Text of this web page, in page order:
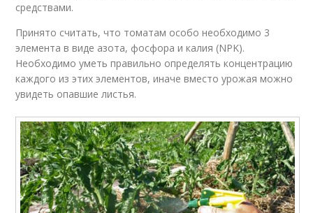
средствами.
Принято считать, что томатам особо необходимо 3
элемента в виде азота, фосфора и калия (NPK).
Необходимо уметь правильно определять концентрацию
каждого из этих элементов, иначе вместо урожая можно
увидеть опавшие листья.